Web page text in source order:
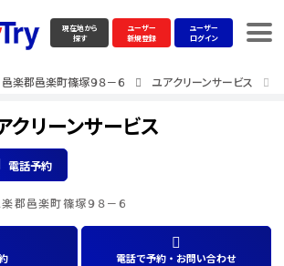
現在地から
探す
ユーザー
新規登録
ユーザー
ログイン
邑楽郡邑楽町篠塚９８－６ ユアクリーンサービス
クリーンサービス
電話予約
郡邑楽町篠塚９８－６
電話で予約・お問い合わせ